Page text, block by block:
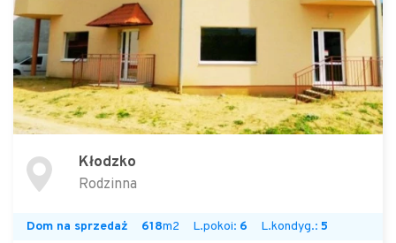
Kłodzko
Rodzinna
Dom na sprzedaż 618m2 L.pokoi: 6 L.kondyg.: 5